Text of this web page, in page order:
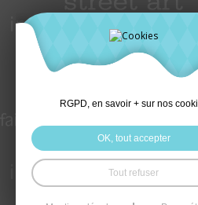
RGPD, en savoir + sur nos
OK, tout accepter
Tout refuser